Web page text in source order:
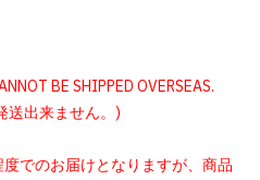
BE SHIPPED OVERSEAS.
送出来ません。)
でのお届けとなりますが、商品